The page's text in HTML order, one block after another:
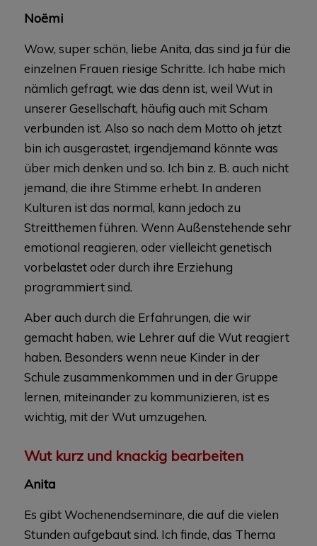
Noëmi
Wow, super schön, liebe Anita, das sind ja für die
einzelnen Frauen riesige Schritte. Ich habe mich
nämlich gefragt, wie das denn ist, weil Wut in
unserer Gesellschaft, häufig auch mit Scham
verbunden ist. Also so nach dem Motto oh jetzt
bin ich ausgerastet, irgendjemand könnte was
über mich denken und so. Ich bin z. B. auch nicht
jemand, die ihre Stimme erhebt. In anderen
Kulturen ist das normal, kann jedoch zu
Streitthemen führen. Wenn Außenstehende sehr
emotional reagieren, oder vielleicht genetisch
vorbelastet oder durch ihre Erziehung
programmiert sind.
Aber auch durch die Erfahrungen, die wir
gemacht haben, wie Lehrer auf die Wut reagiert
haben. Besonders wenn neue Kinder in der
Schule zusammenkommen und in der Gruppe
lernen, miteinander zu kommunizieren, ist es
wichtig, mit der Wut umzugehen.
Wut kurz und knackig bearbeiten
Anita
Es gibt Wochenendseminare, die auf die vielen
Stunden aufgebaut sind. Ich finde, das Thema